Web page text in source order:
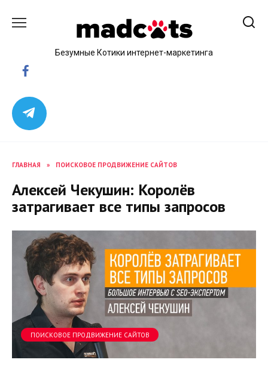
Безумные Котики интернет-маркетинга
ГЛАВНАЯ » ПОИСКОВОЕ ПРОДВИЖЕНИЕ САЙТОВ
Алексей Чекушин: Королёв
затрагивает все типы запросов
ПОИСКОВОЕ ПРОДВИЖЕНИЕ САЙТОВ